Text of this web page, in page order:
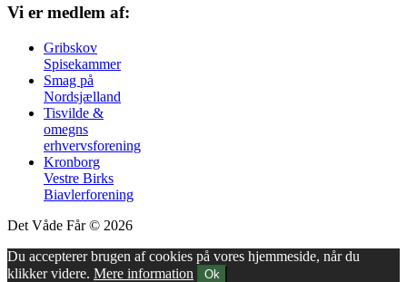
Vi er medlem af:
Gribskov
Spisekammer
Smag på
Nordsjælland
Tisvilde &
omegns
erhvervsforening
Kronborg
Vestre Birks
Biavlerforening
Det Våde Får © 2026
Du accepterer brugen af cookies på vores hjemmeside, når du
klikker videre. Mere information Ok